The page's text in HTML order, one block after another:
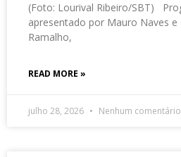
(Foto: Lourival Ribeiro/SBT)
apresentado por Mauro Naves
Ramalho,
READ MORE »
julho 28, 2026 Nenhum comentário